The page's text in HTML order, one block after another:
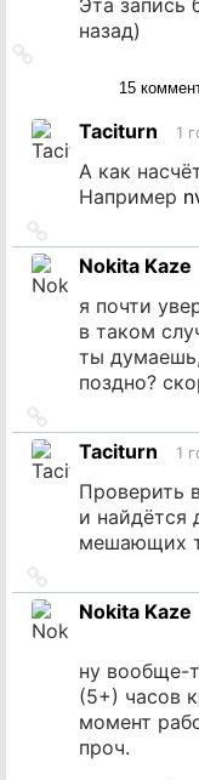
Эта запись
назад)
15
Taciturn 1
А как
Например
на
источник
Nokita Kaze
я почти
в таком
ты
поздно?
на
источник
Taciturn 1
Проверить
и найдётся
мешающих
на
источник
Nokita Kaze
ну вообще-
(5+) часов
момент
проч.